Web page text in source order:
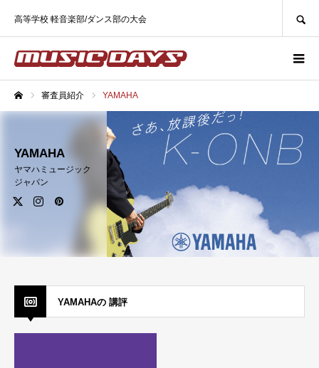
高等学校 軽音楽部/ダンス部の大会
審査員紹介 YAMAHA
YAMAHA
ヤマハミュージック
ジャパン
YAMAHAの 講評